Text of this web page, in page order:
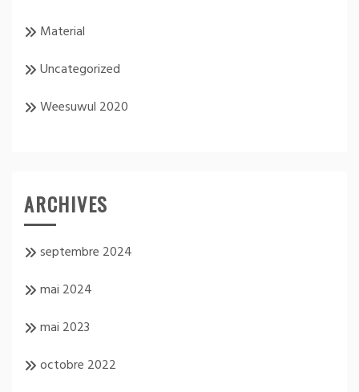
Material
Uncategorized
Weesuwul 2020
ARCHIVES
septembre 2024
mai 2024
mai 2023
octobre 2022